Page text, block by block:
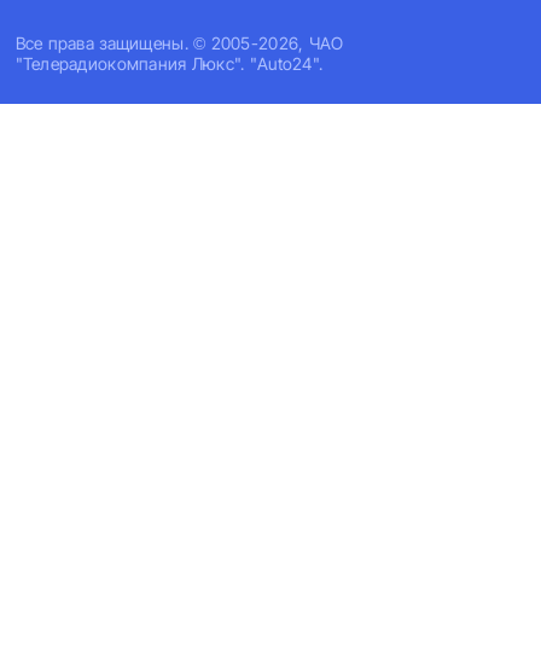
Все права защищены. © 2005-2026, ЧАО
"Телерадиокомпания Люкс". "Auto24".